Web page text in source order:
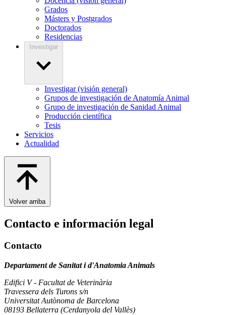
Grados
Másters y Postgrados
Doctorados
Residencias
Investigar
Investigar (visión general)
Grupos de investigación de Anatomía Animal
Grupo de investigación de Sanidad Animal
Producción científica
Tesis
Servicios
Actualidad
Volver arriba
Contacto e información legal
Contacto
Departament de Sanitat i d'Anatomia Animals
Edifici V - Facultat de Veterinària
Travessera dels Turons s/n
Universitat Autònoma de Barcelona
08193 Bellaterra (Cerdanyola del Vallès)